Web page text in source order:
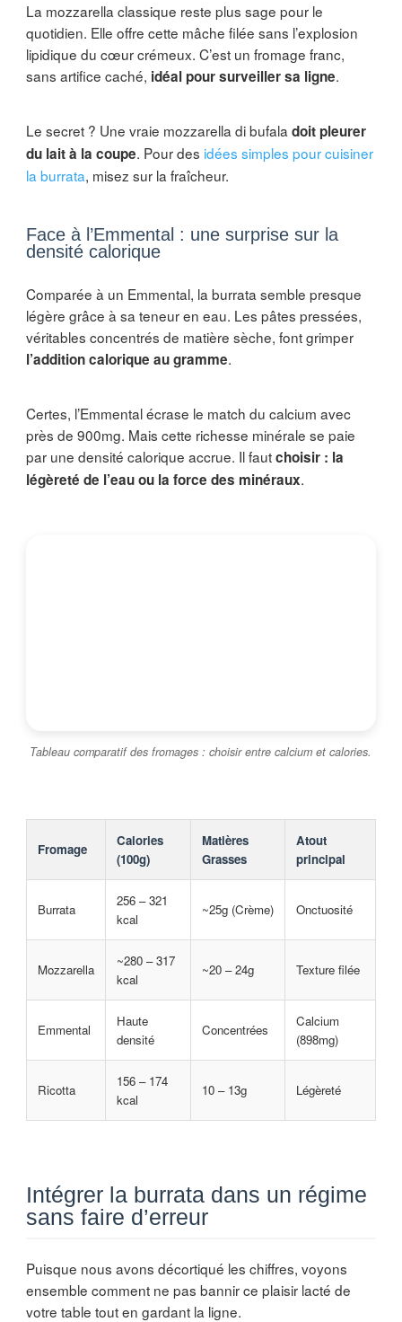
La mozzarella classique reste plus sage pour le
quotidien. Elle offre cette mâche filée sans l’explosion
lipidique du cœur crémeux. C’est un fromage franc,
sans artifice caché, idéal pour surveiller sa ligne.
Le secret ? Une vraie mozzarella di bufala doit pleurer
du lait à la coupe. Pour des idées simples pour cuisiner
la burrata, misez sur la fraîcheur.
Face à l’Emmental : une surprise sur la
densité calorique
Comparée à un Emmental, la burrata semble presque
légère grâce à sa teneur en eau. Les pâtes pressées,
véritables concentrés de matière sèche, font grimper
l’addition calorique au gramme.
Certes, l’Emmental écrase le match du calcium avec
près de 900mg. Mais cette richesse minérale se paie
par une densité calorique accrue. Il fautchoisir : la
légèreté de l’eau ou la force des minéraux.
Tableau comparatif des fromages : choisir entre calcium et calories.
Fromage
Calories
(100g)
Matières
Grasses
Atout
principal
Burrata
256 – 321
kcal
~25g (Crème) Onctuosité
Mozzarella
~280 – 317
kcal
~20 – 24g Texture filée
Emmental
Haute
densité
Concentrées
Calcium
(898mg)
Ricotta
156 – 174
kcal
10 – 13g Légèreté
Intégrer la burrata dans un régime
sans faire d’erreur
Puisque nous avons décortiqué les chiffres, voyons
ensemble comment ne pas bannir ce plaisir lacté de
votre table tout en gardant la ligne.